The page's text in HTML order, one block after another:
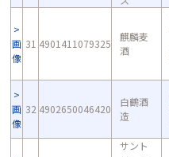
画
像
31 4901411079325
麒麟麦
酒
画
像
32 4902650046420
白鶴酒
造
サント